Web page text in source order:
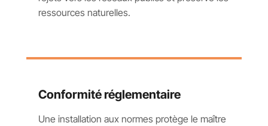
ressources naturelles.
Conformité réglementaire
Une installation aux normes protège le maître